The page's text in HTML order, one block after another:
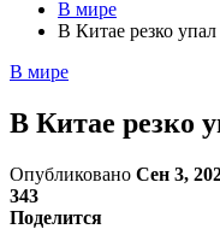
В мире
В Китае резко
В мире
В Китае резко
Опубликовано Сен 3,
343
Поделится